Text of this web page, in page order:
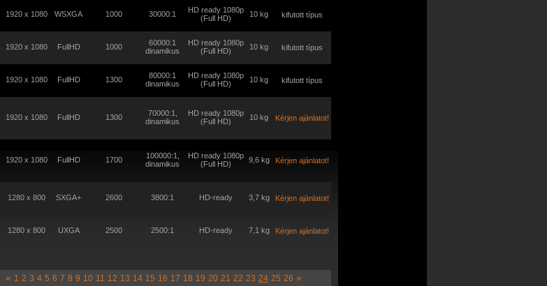
1920 x 1080 WSXGA 1000 30000:1
HD ready 1080p
(Full HD)
10 kg kifutott típus
1920 x 1080 FullHD 1000
60000:1
dinamikus
HD ready 1080p
(Full HD)
10 kg kifutott típus
1920 x 1080 FullHD 1300
80000:1
dinamikus
HD ready 1080p
(Full HD)
10 kg kifutott típus
1920 x 1080 FullHD 1300
70000:1,
dinamikus
HD ready 1080p
(Full HD)
10 kg Kérjen ajánlatot!
1920 x 1080 FullHD 1700
100000:1,
dinamikus
HD ready 1080p
(Full HD)
9,6 kg Kérjen ajánlatot!
1280 x 800 SXGA+ 2600 3800:1 HD-ready 3,7 kg Kérjen ajánlatot!
1280 x 800 UXGA 2500 2500:1 HD-ready 7,1 kg Kérjen ajánlatot!
« 1 2 3 4 5 6 7 8 9 10 11 12 13 14 15 16 17 18 19 20 21 22 23 24 25 26 »